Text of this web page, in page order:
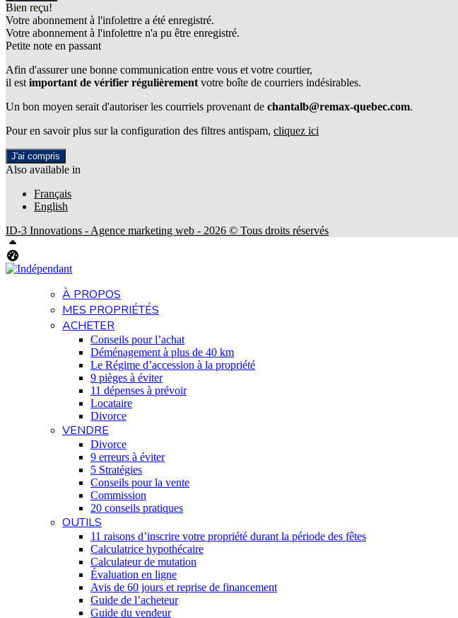
Bien reçu!
Votre abonnement à l'infolettre a été enregistré.
Votre abonnement à l'infolettre n'a pu être enregistré.
Petite note en passant
Afin d'assurer une bonne communication entre vous et votre courtier,
il est important de vérifier régulièrement votre boîte de courriers indésirables.
Un bon moyen serait d'autoriser les courriels provenant de chantalb@remax-quebec.com.
Pour en savoir plus sur la configuration des filtres antispam, cliquez ici
J'ai compris
Also available in
Français
English
ID-3 Innovations - Agence marketing web - 2026 © Tous droits réservés
À PROPOS
MES PROPRIÉTÉS
ACHETER
Conseils pour l’achat
Déménagement à plus de 40 km
Le Régime d’accession à la propriété
9 pièges à éviter
11 dépenses à prévoir
Locataire
Divorce
VENDRE
Divorce
9 erreurs à éviter
5 Stratégies
Conseils pour la vente
Commission
20 conseils pratiques
OUTILS
11 raisons d’inscrire votre propriété durant la période des fêtes
Calculatrice hypothécaire
Calculateur de mutation
Évaluation en ligne
Avis de 60 jours et reprise de financement
Guide de l’acheteur
Guide du vendeur